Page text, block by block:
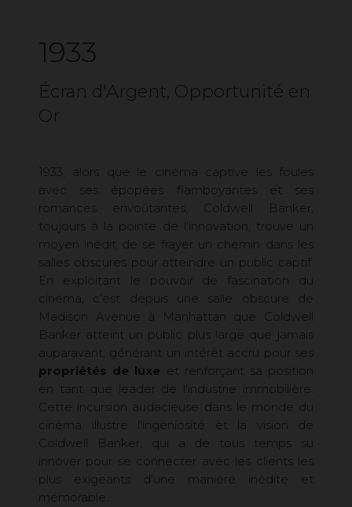
1933
Écran d'Argent, Opportunité en
Or
1933, alors que le cinéma captive les foules
avec ses épopées flamboyantes et ses
romances envoûtantes, Coldwell Banker,
toujours à la pointe de l'innovation, trouve un
moyen inédit de se frayer un chemin dans les
salles obscures pour atteindre un public captif.
En exploitant le pouvoir de fascination du
cinéma, c’est depuis une salle obscure de
Madison Avenue à Manhattan que Coldwell
Banker atteint un public plus large que jamais
auparavant, générant un intérêt accru pour ses
propriétés de luxe et renforçant sa position
en tant que leader de l'industrie immobilière.
Cette incursion audacieuse dans le monde du
cinéma illustre l'ingéniosité et la vision de
Coldwell Banker, qui a de tous temps su
innover pour se connecter avec les clients les
plus exigeants d'une manière inédite et
mémorable.